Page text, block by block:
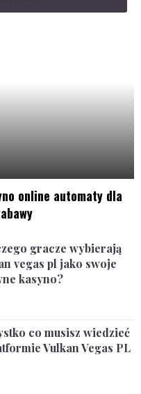
online automaty dla
gracze wybierają
vegas pl jako swoje
kasyno?
co musisz wiedzieć
Vulkan Vegas PL